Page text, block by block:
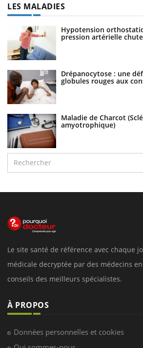
LES MALADIES
Hypotension
pression artérielle
Drépanocytose : une
globules rouges aux
Maladie de Charcot
amyotrophique)
Le site santé de référence avec chaque
médicale decryptée par des médecins
conseils des meilleurs spécialistes.
À PROPOS
Données personnelles et cookies